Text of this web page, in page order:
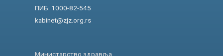
ПИБ: 1000-82-545
kabinet@zjz.org.rs
Министарство здравља